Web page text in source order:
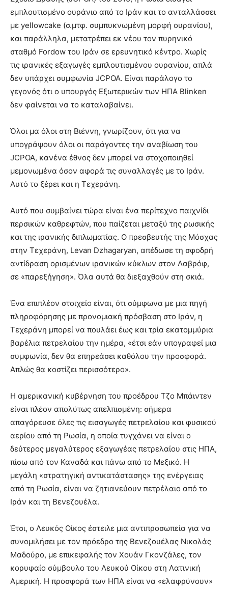
εμπλουτισμένο ουράνιο από το Ιράν και το ανταλλάσσει
με yellowcake (σ.μτφ. συμπυκνωμένη μορφή ουρανίου),
και παράλληλα, μετατρέπει εκ νέου τον πυρηνικό
σταθμό Fordow του Ιράν σε ερευνητικό κέντρο. Χωρίς
τις ιρανικές εξαγωγές εμπλουτισμένου ουρανίου, απλά
δεν υπάρχει συμφωνία JCPOA. Είναι παράλογο το
γεγονός ότι ο υπουργός Εξωτερικών των ΗΠΑ Blinken
δεν φαίνεται να το καταλαβαίνει.
Όλοι μα όλοι στη Βιέννη, γνωρίζουν, ότι για να
υπογράψουν όλοι οι παράγοντες την αναβίωση του
JCPOA, κανένα έθνος δεν μπορεί να στοχοποιηθεί
μεμονωμένα όσον αφορά τις συναλλαγές με το Ιράν.
Αυτό το ξέρει και η Τεχεράνη.
Αυτό που συμβαίνει τώρα είναι ένα περίτεχνο παιχνίδι
περσικών καθρεφτών, που παίζεται μεταξύ της ρωσικής
και της ιρανικής διπλωματίας. Ο πρεσβευτής της Μόσχας
στην Τεχεράνη, Levan Dzhagaryan, απέδωσε τη σφοδρή
αντίδραση ορισμένων ιρανικών κύκλων στον Λαβρόφ,
σε «παρεξήγηση». Όλα αυτά θα διεξαχθούν στη σκιά.
Ένα επιπλέον στοιχείο είναι, ότι σύμφωνα με μια πηγή
πληροφόρησης με προνομιακή πρόσβαση στο Ιράν, η
Τεχεράνη μπορεί να πουλάει έως και τρία εκατομμύρια
βαρέλια πετρελαίου την ημέρα, «έτσι εάν υπογραφεί μια
συμφωνία, δεν θα επηρεάσει καθόλου την προσφορά.
Απλώς θα κοστίζει περισσότερο».
Η αμερικανική κυβέρνηση του προέδρου Τζο Μπάιντεν
είναι πλέον απολύτως απελπισμένη: σήμερα
απαγόρευσε όλες τις εισαγωγές πετρελαίου και φυσικού
αερίου από τη Ρωσία, η οποία τυγχάνει να είναι ο
δεύτερος μεγαλύτερος εξαγωγέας πετρελαίου στις ΗΠΑ,
πίσω από τον Καναδά και πάνω από το Μεξικό. Η
μεγάλη «στρατηγική αντικατάστασης» της ενέργειας
από τη Ρωσία, είναι να ζητιανεύουν πετρέλαιο από το
Ιράν και τη Βενεζουέλα.
Έτσι, ο Λευκός Οίκος έστειλε μια αντιπροσωπεία για να
συνομιλήσει με τον πρόεδρο της Βενεζουέλας Νικολάς
Μαδούρο, με επικεφαλής τον Χουάν Γκονζάλες, τον
κορυφαίο σύμβουλο του Λευκού Οίκου στη Λατινική
Αμερική. Η προσφορά των ΗΠΑ είναι να «ελαφρύνουν»